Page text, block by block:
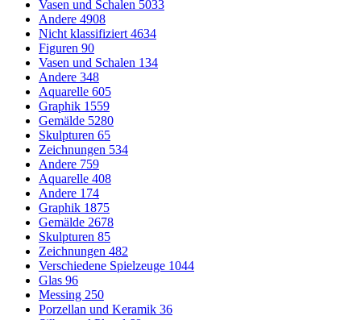
Vasen und Schalen 5033
Andere 4908
Nicht klassifiziert4634
Figuren 90
Vasen und Schalen 134
Andere 348
Aquarelle 605
Graphik 1559
Gemälde 5280
Skulpturen 65
Zeichnungen 534
Andere 759
Aquarelle 408
Andere 174
Graphik 1875
Gemälde 2678
Skulpturen 85
Zeichnungen 482
Verschiedene Spielzeuge 1044
Glas 96
Messing 250
Porzellan und Keramik 36